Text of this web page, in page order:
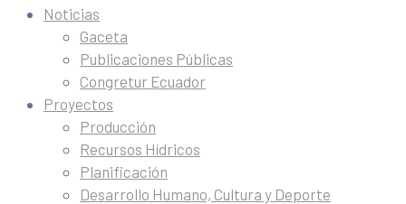
Noticias
Gaceta
Publicaciones Públicas
Congretur Ecuador
Proyectos
Producción
Recursos Hídricos
Planificación
Desarrollo Humano, Cultura y Deporte